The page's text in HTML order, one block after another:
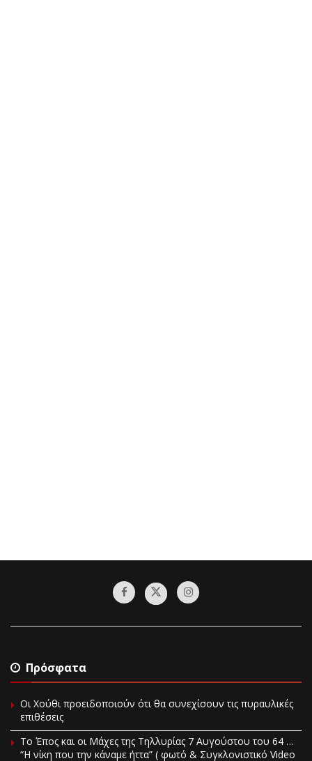
Πρόσφατα
Οι Χούθι προειδοποιούν ότι θα συνεχίσουν τις πυραυλικές
επιθέσεις
Το Έπος και οι Μάχες της Τηλλυρίας 7 Αυγούστου του 64 …
“Η νίκη που την κάναμε ήττα” ( φωτό & Συγκλονιστικό Video